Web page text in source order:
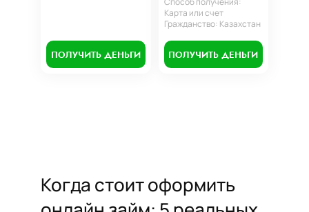
ПОЛУЧИТЬ ДЕНЬГИ
Карта или счет
Гражданство: Казахстан
ПОЛУЧИТЬ ДЕНЬГИ
Когда стоит оформить